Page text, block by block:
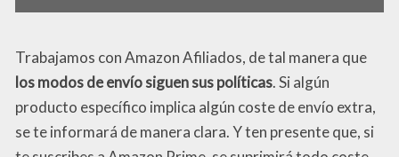
Trabajamos con Amazon Afiliados, de tal manera que
los modos de envío siguen sus políticas. Si algún
producto específico implica algún coste de envío extra,
se te informará de manera clara. Y ten presente que, si